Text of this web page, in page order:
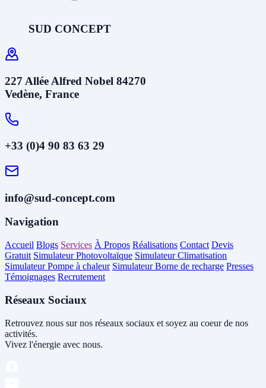
SUD CONCEPT
227 Allée Alfred Nobel 84270
Vedène, France
+33 (0)4 90 83 63 29
info@sud-concept.com
Navigation
Accueil Blogs Services À Propos Réalisations Contact Devis
Gratuit Simulateur Photovoltaïque Simulateur Climatisation
Simulateur Pompe à chaleur Simulateur Borne de recharge Presses
Témoignages Recrutement
Réseaux Sociaux
Retrouvez nous sur nos réseaux sociaux et soyez au coeur de nos
activités.
Vivez l'énergie avec nous.